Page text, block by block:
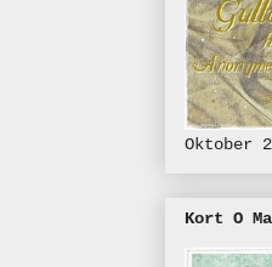
Oktober
Kort O